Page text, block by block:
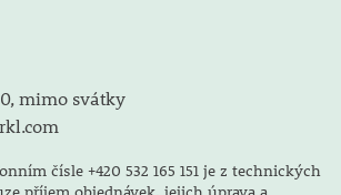
mimo svátky
čísle +420 532 165 151 je z technických